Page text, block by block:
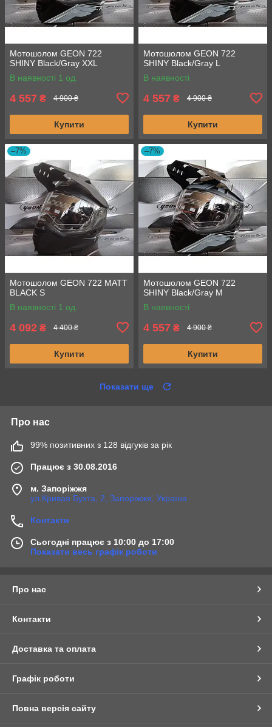
Мотошолом GEON 722
SHINY Black/Gray XXL
В наявності 1 од.
4 557 ₴ 4 900 ₴
Купити
Мотошолом GEON 722
SHINY Black/Gray L
В наявності
4 557 ₴ 4 900 ₴
Купити
–7%
Мотошолом GEON 722 MATT
BLACK S
В наявності 1 од.
4 092 ₴ 4 400 ₴
Купити
–7%
Мотошолом GEON 722
SHINY Black/Gray M
В наявності
4 557 ₴ 4 900 ₴
Купити
Показати ще
Про нас
99% позитивних з 128 відгуків за рік
Працює з 30.08.2016
м. Запоріжжя
ул.Кривая Бухта, 2, Запоріжжя, Україна
Контакти
Сьогодні працює з 10:00 до 17:00
Показати весь графік роботи
Про нас
Контакти
Доставка та оплата
Графік роботи
Повна версія сайту